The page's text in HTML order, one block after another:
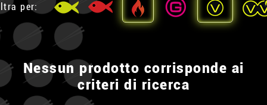
per:
Nessun prodotto corrisponde ai
criteri di ricerca